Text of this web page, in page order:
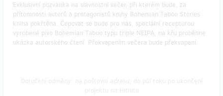
Exklusivní pozvánka na slavnostní večer, při kterém bude, za
přítomnosti autorů a protagonistů knihy Bohemian Taboo Stories
kniha pokřtěna. Čepovat se bude pro nás, speciální recepturou
vyrobené pivo Bohemian Taboo typu triple NEIPA, na křu proběhne
ukázka autorského čtení. Překvapením večera bude překvapení.